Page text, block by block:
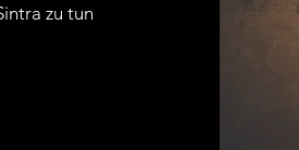
zu tun